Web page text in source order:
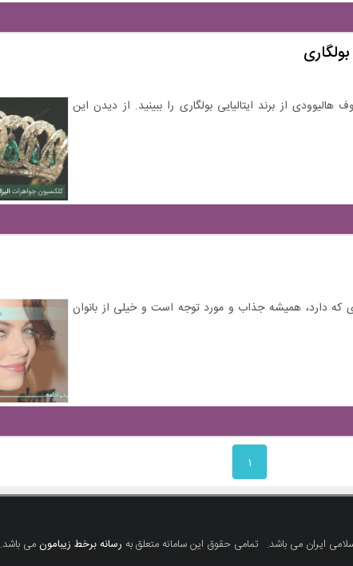
از برند ایتالیایی بولگاری را ببینید. از دیدن این
دارد، همیشه جذاب و مورد توجه است و خیلی از بانوان
۱
ایران می باشد. تمامی حقوق این سامانه متعلق به رسانه برخط زیبامونمی باشد.